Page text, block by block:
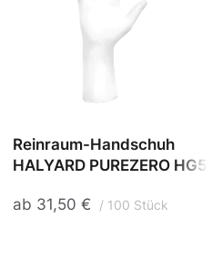
Reinraum-Handschuh
HALYARD PUREZERO HG5
ab 31,50 € 100 Stück